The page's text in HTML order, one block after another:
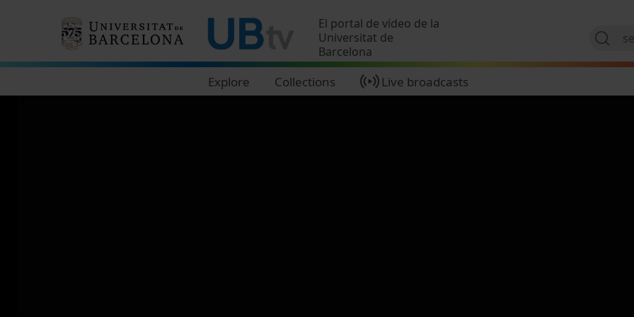
El portal de vídeo de la
Universitat de
Barcelona
Explore Collections Live broadcasts